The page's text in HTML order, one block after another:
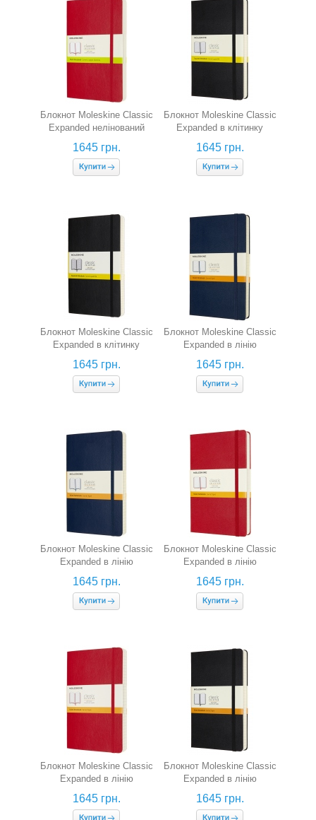
Блокнот Moleskine Classic
Expanded нелінований
(середній, червоний, м'яка
обкладинка)
1645 грн.
Блокнот Moleskine Classic
Expanded в клітинку
(середній, чорний)
1645 грн.
Блокнот Moleskine Classic
Expanded в клітинку
(середній, чорний, гнучка
обкладинка)
1645 грн.
Блокнот Moleskine Classic
Expanded в лінію
(середній, сапфір)
1645 грн.
Блокнот Moleskine Classic
Expanded в лінію
(середній, сапфір, гнучка
обкладинка)
1645 грн.
Блокнот Moleskine Classic
Expanded в лінію
(середній, червоний)
1645 грн.
Блокнот Moleskine Classic
Expanded в лінію
(середній, червоний,
гнучка обкладинка)
1645 грн.
Блокнот Moleskine Classic
Expanded в лінію
(середній, чорний)
1645 грн.